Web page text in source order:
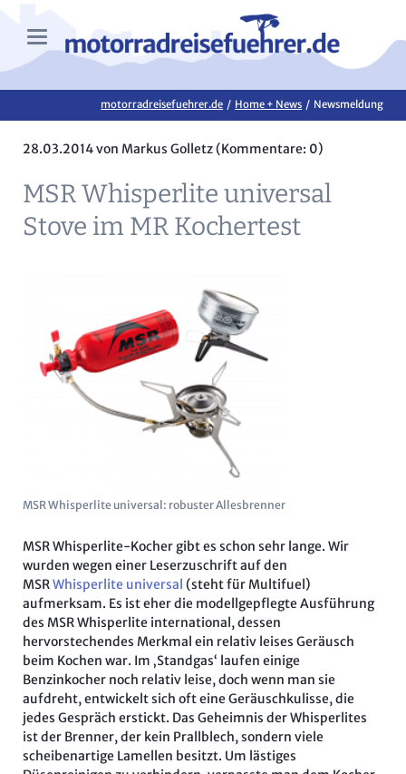
motorradreisefuehrer.de Home + News Newsmeldung
28.03.2014von Markus Golletz (Kommentare: 0)
MSR Whisperlite universal
Stove im MR Kochertest
MSR Whisperlite universal: robuster Allesbrenner
MSR Whisperlite-Kocher gibt es schon sehr lange. Wir
wurden wegen einer Leserzuschrift auf den
MSRWhisperlite universal (steht für Multifuel)
aufmerksam. Es ist eher die modellgepflegte Ausführung
des MSR Whisperlite international, dessen
hervorstechendes Merkmal ein relativ leises Geräusch
beim Kochen war. Im ‚Standgas‘ laufen einige
Benzinkocher noch relativ leise, doch wenn man sie
aufdreht, entwickelt sich oft eine Geräuschkulisse, die
jedes Gespräch erstickt. Das Geheimnis der Whisperlites
ist der Brenner, der kein Prallblech, sondern viele
scheibenartige Lamellen besitzt. Um lästiges